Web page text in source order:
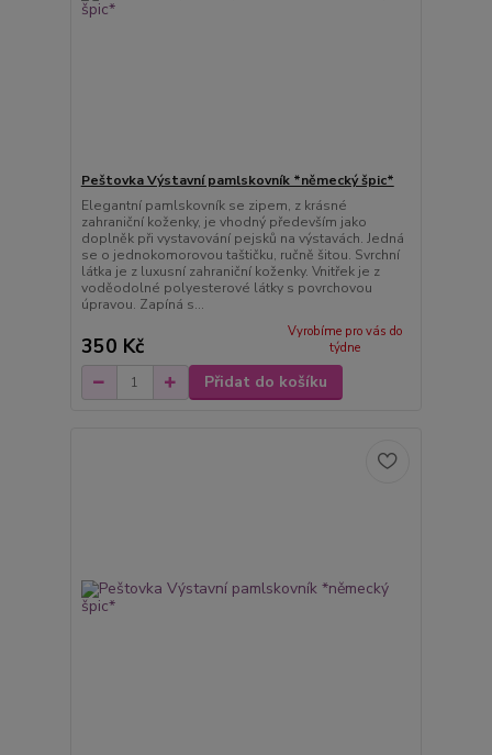
Peštovka Výstavní pamlskovník *německý špic*
Elegantní pamlskovník se zipem, z krásné
zahraniční koženky, je vhodný především jako
doplněk při vystavování pejsků na výstavách. Jedná
se o jednokomorovou taštičku, ručně šitou. Svrchní
látka je z luxusní zahraniční koženky. Vnitřek je z
voděodolné polyesterové látky s povrchovou
úpravou. Zapíná s...
350 Kč
Vyrobíme pro vás do
týdne
Přidat do košíku